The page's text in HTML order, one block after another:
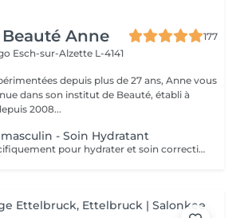
Anne
177
Esch-sur-Alzette L-4141
depuis plus de 27 ans, Anne vous
dans son institut de Beauté, établi à
2008...
- Soin Hydratant
Soin homme, spécifiquement pour hydrater et soin correction des rides.